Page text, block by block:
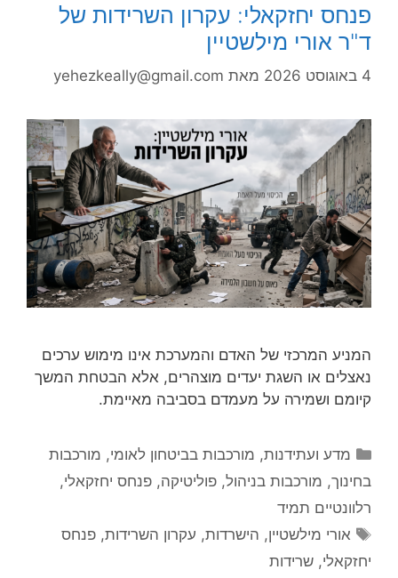
פנחס יחזקאלי: עקרון השרידות של
ד"ר אורי מילשטיין
4 באוגוסט 2026 מאת yehezkeally@gmail.com
המניע המרכזי של האדם והמערכת אינו מימוש ערכים
נאצלים או השגת יעדים מוצהרים, אלא הבטחת המשך
קיומם ושמירה על מעמדם בסביבה מאיימת.
קטגוריות
מדע ועתידנות, מורכבות בביטחון לאומי, מורכבות
בחינוך, מורכבות בניהול, פוליטיקה, פנחס יחזקאלי,
רלוונטיים תמיד
תגיות
אורי מילשטיין, הישרדות, עקרון השרידות,פנחס
יחזקאלי, שרידות